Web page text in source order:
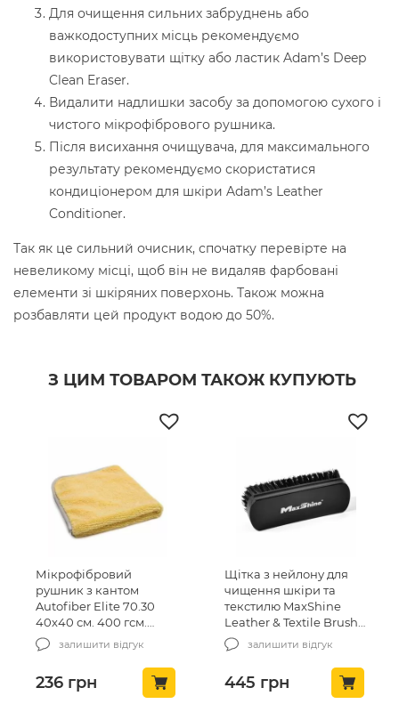
Для очищення сильних забруднень або
важкодоступних місць рекомендуємо
використовувати щітку або ластик Adam’s Deep
Clean Eraser.
Видалити надлишки засобу за допомогою сухого і
чистого мікрофібрового рушника.
Після висихання очищувача, для максимального
результату рекомендуємо скористатися
кондиціонером для шкіри Adam’s Leather
Conditioner.
Так як це сильний очисник, спочатку перевірте на
невеликому місці, щоб він не видаляв фарбовані
елементи зі шкіряних поверхонь. Також можна
розбавляти цей продукт водою до 50%.
З ЦИМ ТОВАРОМ ТАКОЖ КУПУЮТЬ
Мікрофібровий
рушник з кантом
Autofiber Elite 70.30
40х40 см. 400 гсм.
жовтий (T407YM)
залишити відгук
236 грн
Щітка з нейлону для
чищення шкіри та
текстилю MaxShine
Leather & Textile Brush
(7012001)залишити відгук
445 грн